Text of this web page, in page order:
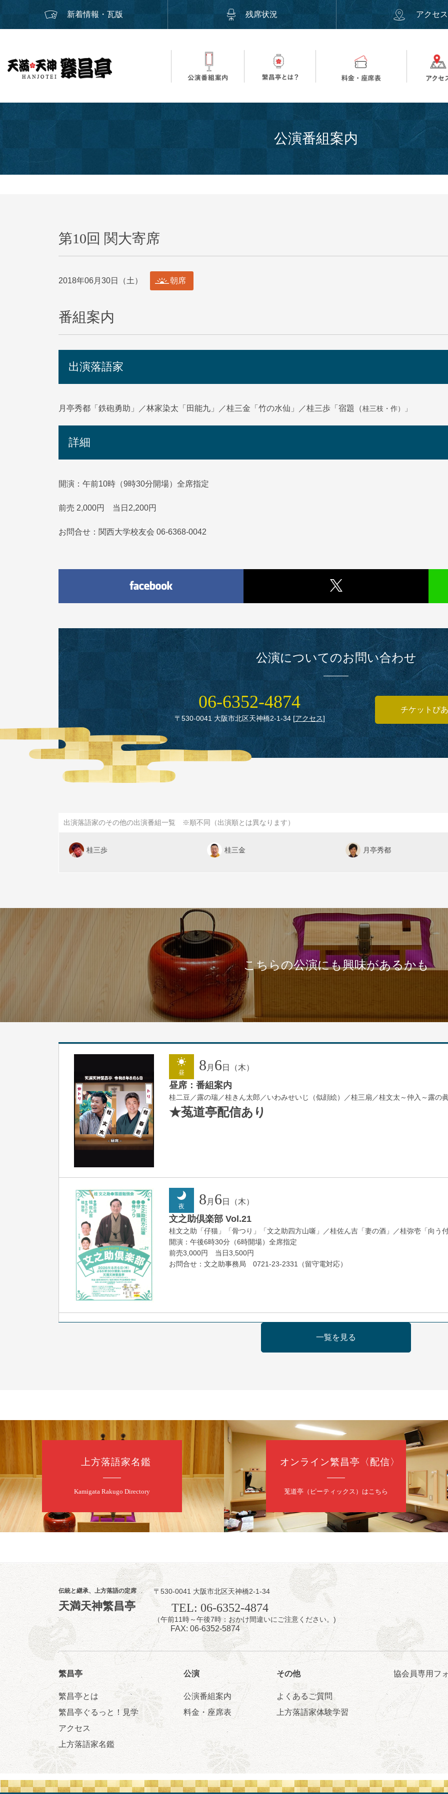
新着情報・瓦版 残席状況 アクセス
公演番組案内
第10回 関大寄席
2018年06月30日（土） 朝席
番組案内
出演落語家
月亭秀都「鉄砲勇助」／林家染太「田能九」／桂三金「竹の水仙」／桂三歩「宿題（桂三枝・作）」
詳細
開演：午前10時（9時30分開場）全席指定
前売 2,000円 当日2,200円
お問合せ：関西大学校友会 06-6368-0042
公演についてのお問い合わせ
06‑6352‑4874
〒530‑0041 大阪市北区天神橋2‑1‑34[アクセス]
チケットぴ
出演落語家のその他の出演番組一覧 ※順不同（出演順とは異なります）
桂三歩 桂三金 月亭秀都
こちらの公演にも興味があるかも
昼 8月 6 日（木）
昼席：番組案内
桂二豆／露の瑞／桂きん太郎／いわみせいじ（似顔絵）／桂三扇／桂文太～仲入～露の
★菟道亭配信あり
夜 8 月 6 日（木）
文之助倶楽部 Vol.21
桂文之助「仔猫」「骨つり」「文之助四方山噺」／桂佐ん吉「妻の酒」／桂弥壱「向う
開演：午後6時30分（6時開場）全席指定
前売3,000円 当日3,500円
お問合せ：文之助事務局 0721-23-2331（留守電対応）
落語と日本舞踊の会 あわよか連 vol 1
昼 7 日（金）
昼席：番組案内
桂二豆／露の瑞／桂きん太郎／いわみせいじ（似顔絵）／笑福亭笑利／桂文太～仲入
★菟道亭 配信あり
夜 8月 7日（金）
噺家が落語と芝居をしてみる会
桂米之助／桂団治郎／桂弥太郎／桂米舞／是常祐美
開演：午後6時30分（6時開場）全席指定
前売3,500円 当日4,000円
お問合せ：米朝事務所 06-6365-8281（平日10時～18時）
★菟道亭配信あり 配信の購入はこちらをクリック
第2回 智之介・力造 二人会
笑福亭智之介「昭和任侠伝」「天王寺詣り」／桂力造「桃太郎」「本膳」／桂二豆「開
開演：午前10時（9時30分開場）
前売2,000円 当日 2,500円
一覧を見る
上方落語家名鑑
Kamigata Rakugo Directory
オンライン繁昌亭〈配信〉
莵道亭（ピーティックス）はこちら
伝統と継承、上方落語の定席
天満天神繁昌亭
〒530-0041 大阪市北区天神橋2-1-34
TEL: 06-6352-4874
（午前11時～午後7時：おかけ間違いにご注意ください。)
FAX: 06-6352-5874
繁昌亭
繁昌亭とは
繁昌亭ぐるっと！見学
アクセス
上方落語家名鑑
公演
公演番組案内
料金・座席表
その他
よくあるご質問
上方落語家体験学習
協会員専用フ